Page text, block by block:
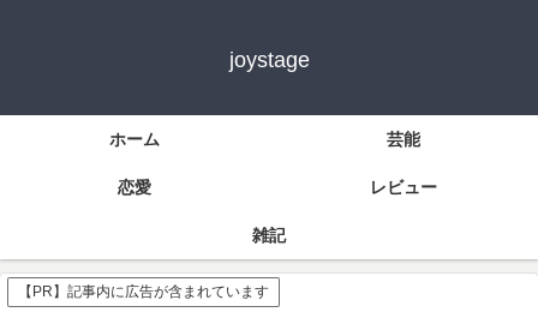
joystage
ホーム 芸能
恋愛 レビュー
雑記
【PR】記事内に広告が含まれています